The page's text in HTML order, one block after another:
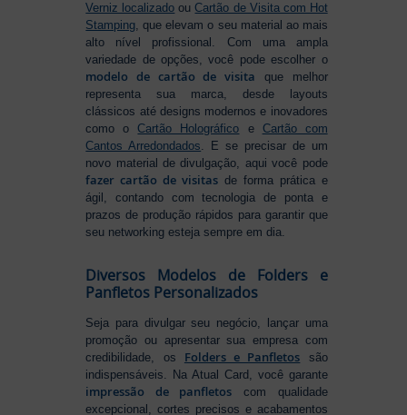
Verniz localizado ouCartão de Visita com Hot
Stamping , que elevam o seu material ao mais
alto nível profissional. Com uma ampla
variedade de opções, você pode escolher o
modelo de cartão de visita que melhor
representa sua marca, desde layouts
clássicos até designs modernos e inovadores
como oCartão Holográfico e Cartão com
Cantos Arredondados . E se precisar de um
novo material de divulgação, aqui você pode
fazer cartão de visitas de forma prática e
ágil, contando com tecnologia de ponta e
prazos de produção rápidos para garantir que
seu networking esteja sempre em dia.
Diversos Modelos de Folders e
Panfletos Personalizados
Seja para divulgar seu negócio, lançar uma
promoção ou apresentar sua empresa com
credibilidade, os Folders e Panfletos são
indispensáveis. Na Atual Card, você garante
impressão de panfletos com qualidade
excepcional, cortes precisos e acabamentos